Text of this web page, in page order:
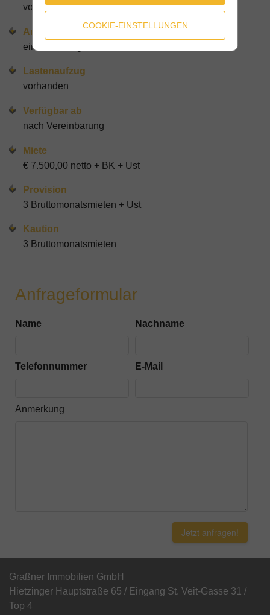
vorhanden
Anzahl Tore
ein ebenerdiges Tor
Lastenaufzug
vorhanden
Verfügbar ab
nach Vereinbarung
Miete
€ 7.500,00 netto + BK + Ust
Provision
3 Bruttomonatsmieten + Ust
Kaution
3 Bruttomonatsmieten
Anfrageformular
Name Nachname
Telefonnummer E-Mail
Anmerkung
Jetzt anfragen!
Graßner Immobilien GmbH
Hietzinger Hauptstraße 65 / Eingang St. Veit-Gasse 31 /
Top 4
COOKIE-EINSTELLUNGEN